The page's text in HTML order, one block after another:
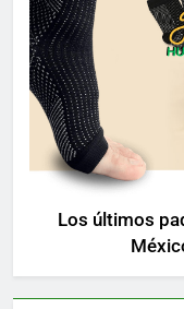
Los últimos